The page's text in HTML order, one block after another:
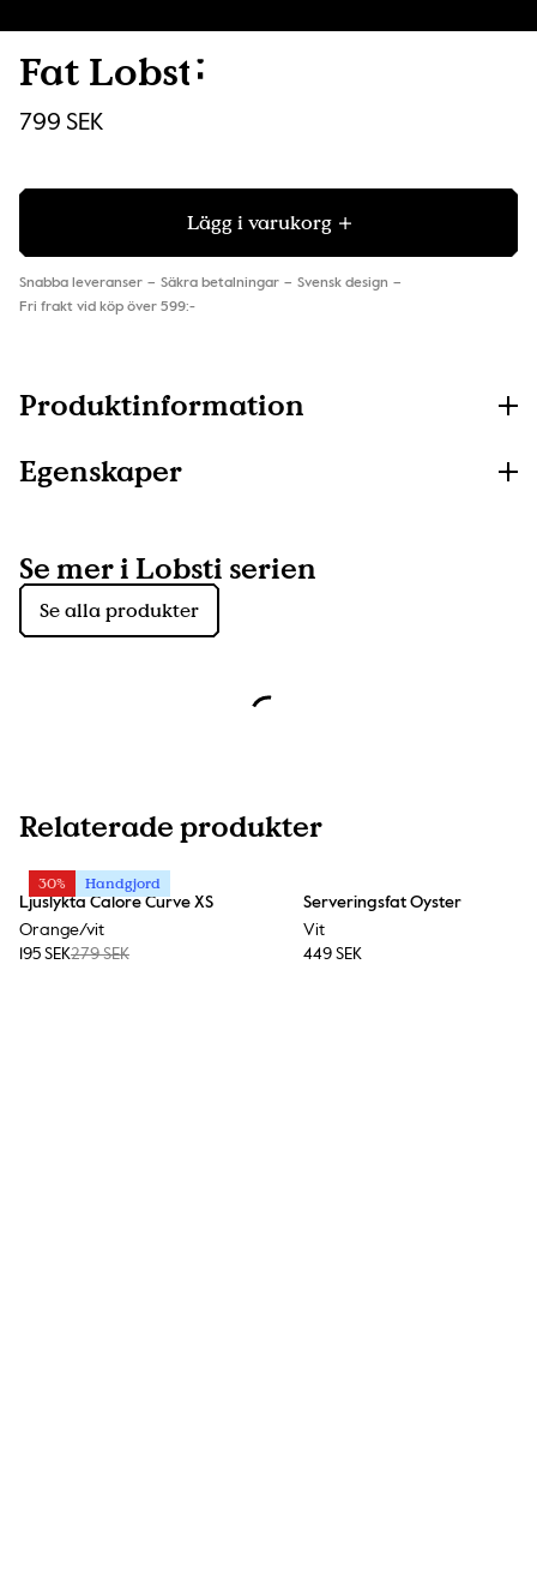
Fat Lobsti
799 SEK
Lägg i varukorg
Snabba leveranser Säkra betalningar
Svensk design
Fri frakt vid köp över 599:-
Produktinformation
Egenskaper
Se mer i Lobsti serien
Se alla produkter
Relaterade produkter
30% Handgjord
Ljuslykta Calore Curve XS
Orange/vit
195 SEK279 SEK
Serveringsfat Oyster
Vit
449 SEK